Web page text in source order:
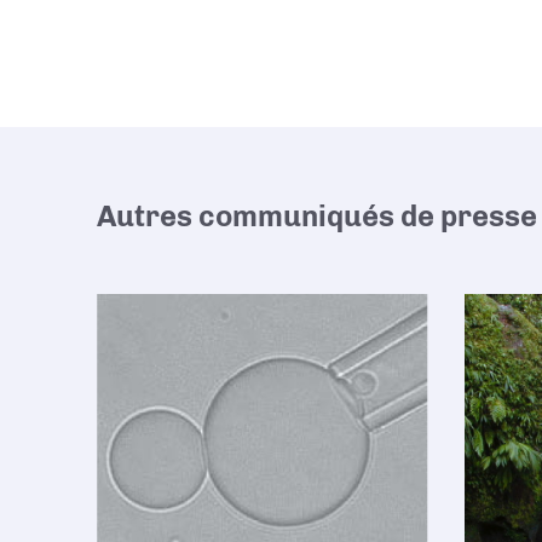
Autres communiqués de presse